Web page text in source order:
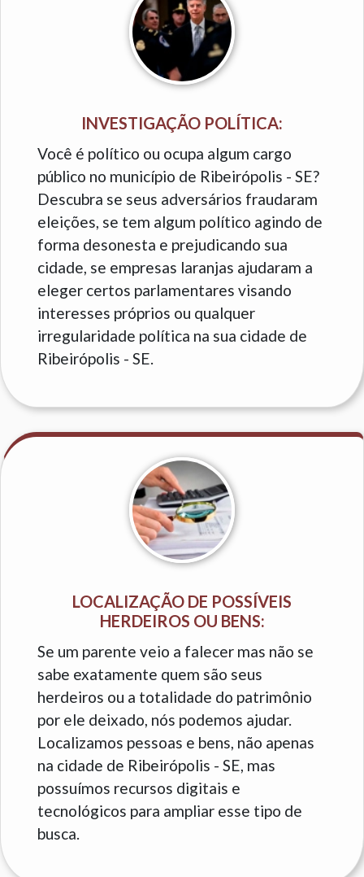
INVESTIGAÇÃO POLÍTICA:
Você é político ou ocupa algum cargo
público no município de Ribeirópolis - SE?
Descubra se seus adversários fraudaram
eleições, se tem algum político agindo de
forma desonesta e prejudicando sua
cidade, se empresas laranjas ajudaram a
eleger certos parlamentares visando
interesses próprios ou qualquer
irregularidade política na sua cidade de
Ribeirópolis - SE.
LOCALIZAÇÃO DE POSSÍVEIS
HERDEIROS OU BENS:
Se um parente veio a falecer mas não se
sabe exatamente quem são seus
herdeiros ou a totalidade do patrimônio
por ele deixado, nós podemos ajudar.
Localizamos pessoas e bens, não apenas
na cidade de Ribeirópolis - SE, mas
possuímos recursos digitais e
tecnológicos para ampliar esse tipo de
busca.